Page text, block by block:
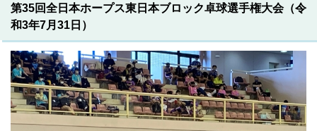
第35回全日本ホープス東日本ブロック卓球選手権大会（令
和3年7月31日）